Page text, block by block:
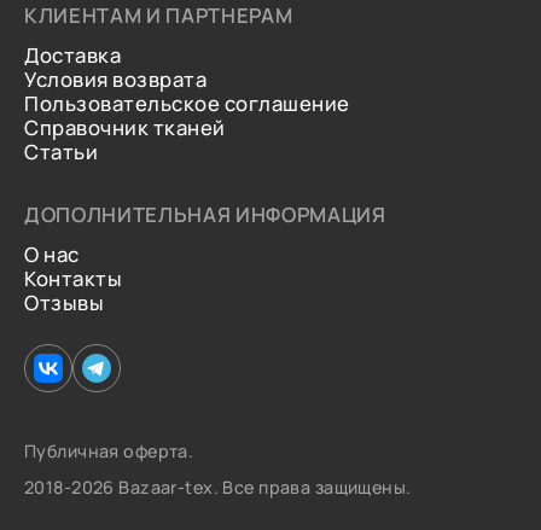
КЛИЕНТАМ И ПАРТНЕРАМ
Доставка
Условия возврата
Пользовательское соглашение
Справочник тканей
Статьи
ДОПОЛНИТЕЛЬНАЯ ИНФОРМАЦИЯ
О нас
Контакты
Отзывы
Публичная оферта.
2018-2026 Bazaar-tex. Все права защищены.